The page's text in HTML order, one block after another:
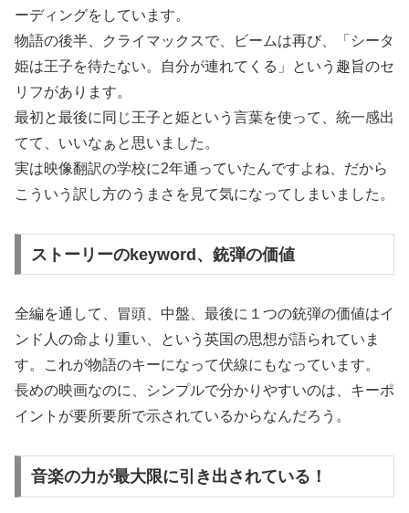
ーディングをしています。
物語の後半、クライマックスで、ビームは再び、「シータ
姫は王子を待たない。自分が連れてくる」という趣旨のセ
リフがあります。
最初と最後に同じ王子と姫という言葉を使って、統一感出
てて、いいなぁと思いました。
実は映像翻訳の学校に2年通っていたんですよね、だから
こういう訳し方のうまさを見て気になってしまいました。
ストーリーのkeyword、銃弾の価値
全編を通して、冒頭、中盤、最後に１つの銃弾の価値はイ
ンド人の命より重い、という英国の思想が語られていま
す。これが物語のキーになって伏線にもなっています。
長めの映画なのに、シンプルで分かりやすいのは、キーポ
イントが要所要所で示されているからなんだろう。
音楽の力が最大限に引き出されている！